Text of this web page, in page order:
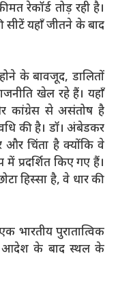
रेकॉर्ड तोड़ रही है।
यहाँ जीतने के बाद
के बावजूद, डालितों
खेल रहे हैं। यहाँ
कांग्रेस से असंतोष है
की है। डॉ। अंबेडकर
और चिंता है क्योंकि वे
किए गए हैं।
हिस्सा है, वे धार की
भारतीय पुरातात्विक
आदेश के बाद स्थल के